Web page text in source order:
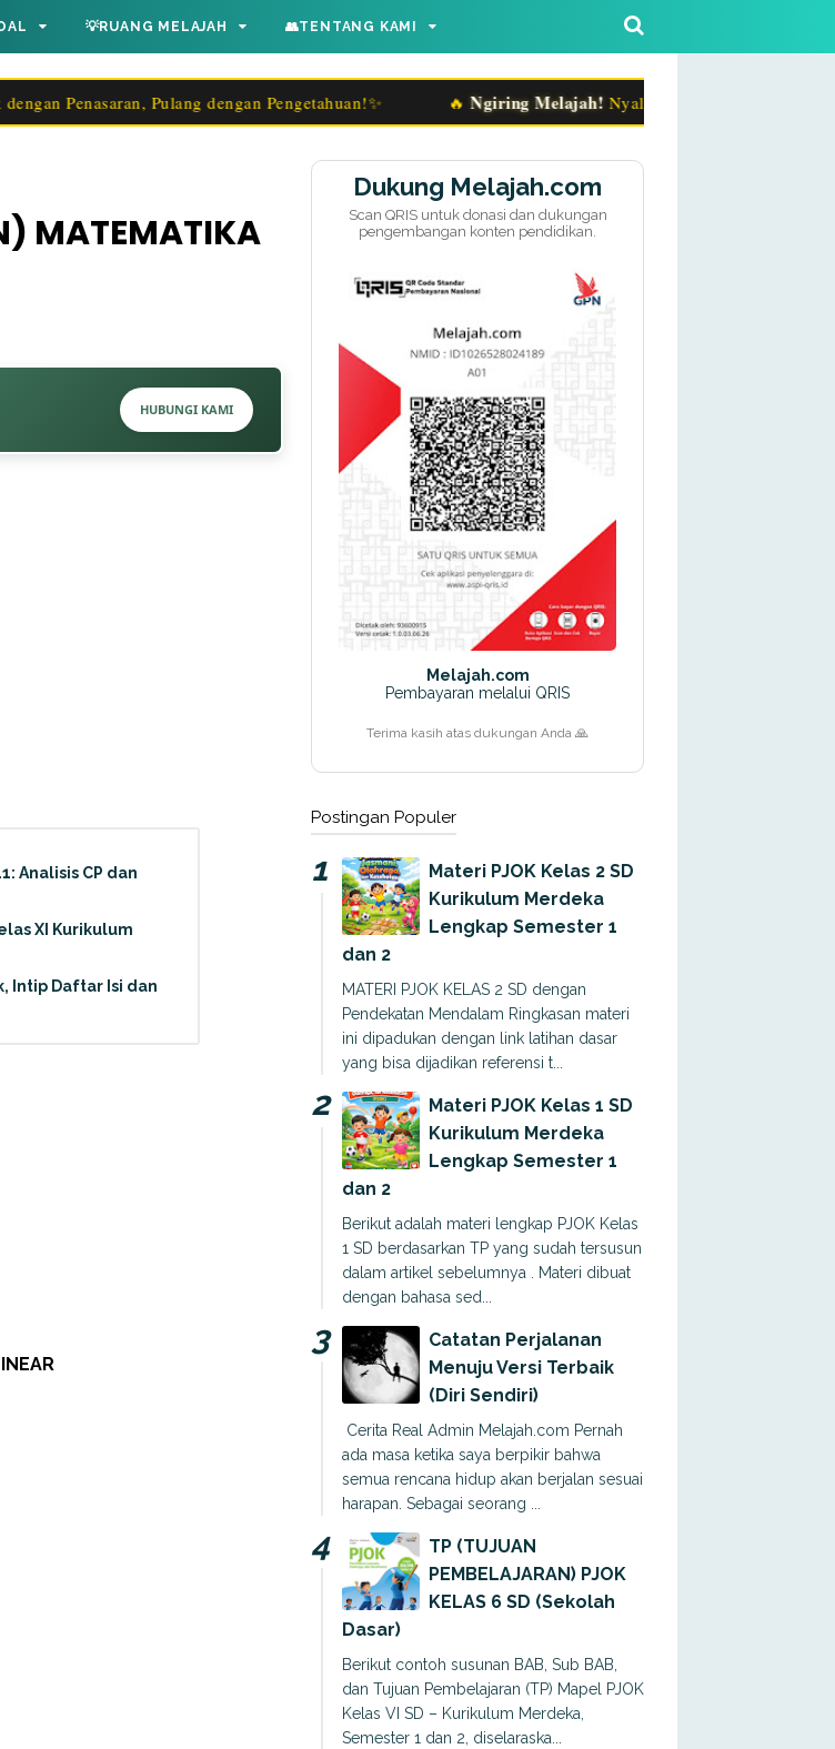
💡RUANG MELAJAH 👥TENTANG KAMI
Pulang dengan Pengetahuan!✨ Ngiring Melajah!Nyalakan Rasa Ingin Tahu,
MATEMATIKA
HUBUNGI KAMI
Analisis CP dan
XI Kurikulum
Intip Daftar Isi dan
Dukung Melajah.com
Scan QRIS untuk donasi dan dukungan
pengembangan konten pendidikan.
Melajah.com
Pembayaran melalui QRIS
Terima kasih atas dukungan Anda 🙏
Postingan Populer
Materi PJOK Kelas 2 SD
Kurikulum Merdeka
Lengkap Semester 1
dan 2
MATERI PJOK KELAS 2 SD dengan
Pendekatan Mendalam Ringkasan materi
ini dipadukan dengan link latihan dasar
yang bisa dijadikan referensi t...
Materi PJOK Kelas 1 SD
Kurikulum Merdeka
Lengkap Semester 1
dan 2
Berikut adalah materi lengkap PJOK Kelas
1 SD berdasarkan TP yang sudah tersusun
dalam artikel sebelumnya . Materi dibuat
dengan bahasa sed...
Catatan Perjalanan
Menuju Versi Terbaik
(Diri Sendiri)
Cerita Real Admin Melajah.com Pernah
ada masa ketika saya berpikir bahwa
semua rencana hidup akan berjalan sesuai
harapan. Sebagai seorang ...
TP (TUJUAN
PEMBELAJARAN) PJOK
KELAS 6 SD (Sekolah
Dasar)
Berikut contoh susunan BAB, Sub BAB,
dan Tujuan Pembelajaran (TP) Mapel PJOK
Kelas VI SD – Kurikulum Merdeka,
Semester 1 dan 2, diselaraska...